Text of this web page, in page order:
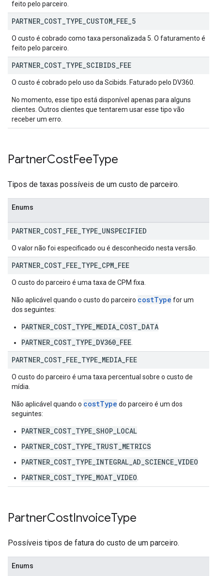
feito pelo parceiro.
PARTNER COST TYPE CUSTOM FEE 5
O custo é cobrado como taxa personalizada 5. O faturamento é
feito pelo parceiro.
PARTNER COST TYPE SCIBIDS FEE
O custo é cobrado pelo uso da Scibids. Faturado pelo DV360.
No momento, esse tipo está disponível apenas para alguns
clientes. Outros clientes que tentarem usar esse tipo vão
receber um erro.
PartnerCostFeeType
Tipos de taxas possíveis de um custo de parceiro.
Enums
PARTNER COST FEE TYPE UNSPECIFIED
O valor não foi especificado ou é desconhecido nesta versão.
PARTNER COST FEE TYPE CPM FEE
O custo do parceiro é uma taxa de CPM fixa.
Não aplicável quando o custo do parceiro costType for um
dos seguintes:
PARTNER_COST_TYPE_MEDIA_COST_DATA
PARTNER_COST_TYPE_DV360_FEE
PARTNER COST FEE TYPE MEDIA FEE
O custo do parceiro é uma taxa percentual sobre o custo de
mídia.
Não aplicável quando o costType do parceiro é um dos
seguintes:
PARTNER_COST_TYPE_SHOP_LOCAL
PARTNER_COST_TYPE_TRUST_METRICS
PARTNER_COST_TYPE_INTEGRAL_AD_SCIENCE_VIDEO
PARTNER_COST_TYPE_MOAT_VIDEO
PartnerCostInvoiceType
Possíveis tipos de fatura do custo de um parceiro.
Enums